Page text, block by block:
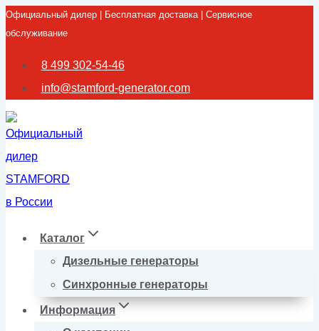
Перейти
к
содержимому
Официальный дилер | Бесплатная доставка | Сервисное
обслуживание
8 499 302-54-46
info@stamford-generator.com
Каталог
Дизельные генераторы
Синхронные генераторы
Информация